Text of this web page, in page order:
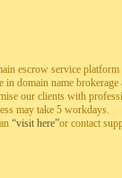
escrow service
in domain name
our clients with
may take 5 workdays.
“visit here”or contact